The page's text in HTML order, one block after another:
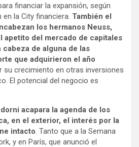
financiar la expansión, según
la City financiera. También el
los hermanos Neuss,
apetito del mercado de capitales
de alguna de las
que adquirieron el año
su crecimiento en otras inversiones
El potencial del negocio es
acapara la agenda de los
en el exterior, el interés por la
intacto . Tanto que a la Semana
y en París, que anunció el